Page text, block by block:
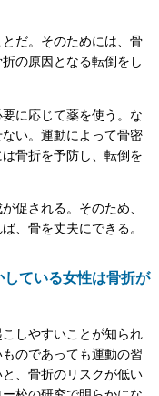
だ。そのためには、骨
の原因となる転倒をし
に応じて薬を使う。な
い。運動によって骨密
骨折を予防し、転倒を
促される。そのため、
、骨を丈夫にできる。
ている女性は骨折が
しやすいことが知られ
のであっても運動の習
、骨折のリスクが低い